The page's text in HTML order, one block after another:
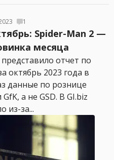
1
Spider-Man 2 —
месяца
отчет по
октябрь 2023 года в
данные по рознице
а не GSD. В GI.biz
из-за...